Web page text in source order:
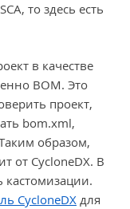
то здесь есть
в качестве
BOM. Это
проект,
bom.xml,
образом,
от CycloneDX. В
кастомизации.
CycloneDX для